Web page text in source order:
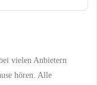
vielen Anbietern
hören. Alle